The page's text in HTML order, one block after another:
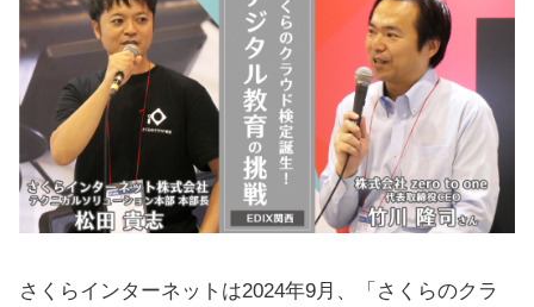
さくらインターネットは2024年9月、「 さくらのクラ